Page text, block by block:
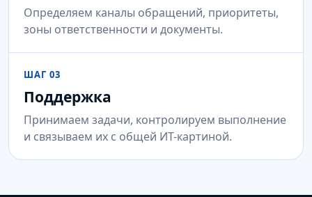
Определяем каналы обращений, приоритеты,
зоны ответственности и документы.
ШАГ 03
Поддержка
Принимаем задачи, контролируем выполнение
и связываем их с общей ИТ-картиной.